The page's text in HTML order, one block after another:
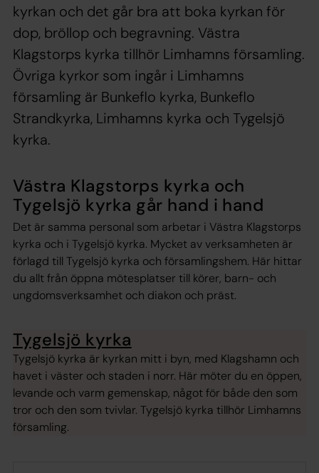
kyrkan och det går bra att boka kyrkan för
dop, bröllop och begravning. Västra
Klagstorps kyrka tillhör Limhamns församling.
Övriga kyrkor som ingår i Limhamns
församling är Bunkeflo kyrka, Bunkeflo
Strandkyrka, Limhamns kyrka och Tygelsjö
kyrka.
Västra Klagstorps kyrka och
Tygelsjö kyrka går hand i hand
Det är samma personal som arbetar i Västra Klagstorps
kyrka och i Tygelsjö kyrka. Mycket av verksamheten är
förlagd till Tygelsjö kyrka och församlingshem. Här hittar
du allt från öppna mötesplatser till körer, barn- och
ungdomsverksamhet och diakon och präst.
Tygelsjö kyrka
Tygelsjö kyrka är kyrkan mitt i byn, med Klagshamn och
havet i väster och staden i norr. Här möter du en öppen,
levande och varm gemenskap, något för både den som
tror och den som tvivlar. Tygelsjö kyrka tillhör Limhamns
församling.